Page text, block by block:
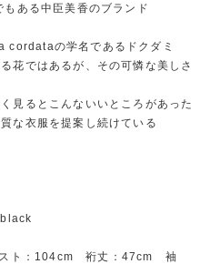
ある中臣美香のブランド
cordataの学名であるドクダミ
花ではあるが、その可憐な美しさ
見るとこんないいところがあった
な衣服を提案し続けている
ト：104cm 裄丈：47cm 袖